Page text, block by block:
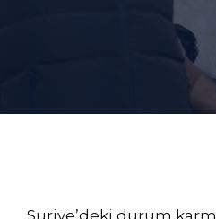
Suriye’deki durum